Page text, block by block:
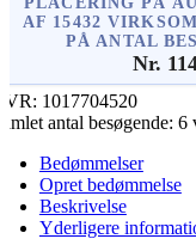
AF 15432
PÅ ANTAL
Nr.
1017704520
antal besøgende: 6
Bedømmelser
Opret bedømmelse
Beskrivelse
Yderligere